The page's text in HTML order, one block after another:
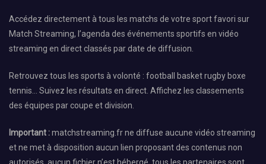
Accédez directement à tous les matchs de votre sport favori sur
Match Streaming, l’agenda des événements sportifs en vidéo
streaming en direct classés par date de diffusion.
Retrouvez tous les sports à volonté : football basket rugby boxe
tennis… Suivez les résultats en direct. Affichez les classements
des équipes par coupe et division.
Important :matchstreaming.fr ne diffuse aucune vidéo streaming
et ne met à disposition aucun lien proposant des contenus non